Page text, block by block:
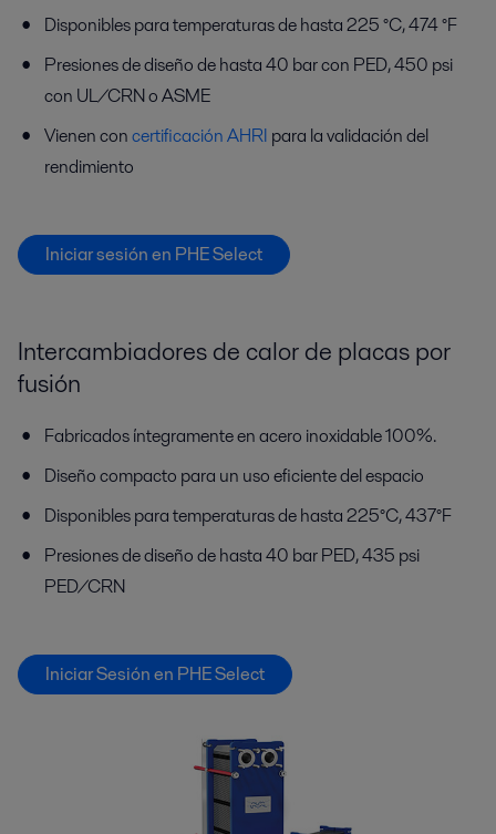
Disponibles para temperaturas de hasta 225 °C, 474 °F
Presiones de diseño de hasta 40 bar con PED, 450 psi
con UL/CRN o ASME
Vienen concertificación AHRI para la validación del
rendimiento
Iniciar sesión en PHE Select
Intercambiadores de calor de placas por
fusión
Fabricados íntegramente en acero inoxidable 100%.
Diseño compacto para un uso eficiente del espacio
Disponibles para temperaturas de hasta 225°C, 437°F
Presiones de diseño de hasta 40 bar PED, 435 psi
PED/CRN
Iniciar Sesión en PHE Select